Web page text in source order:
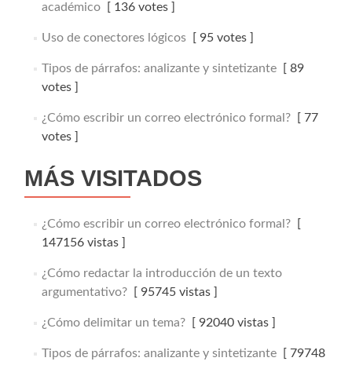
académico[ 136 votes ]
Uso de conectores lógicos[ 95 votes ]
Tipos de párrafos: analizante y sintetizante[ 89
votes ]
¿Cómo escribir un correo electrónico formal?[ 77
votes ]
MÁS VISITADOS
¿Cómo escribir un correo electrónico formal?[
147156 vistas ]
¿Cómo redactar la introducción de un texto
argumentativo?[ 95745 vistas ]
¿Cómo delimitar un tema?[ 92040 vistas ]
Tipos de párrafos: analizante y sintetizante[ 79748